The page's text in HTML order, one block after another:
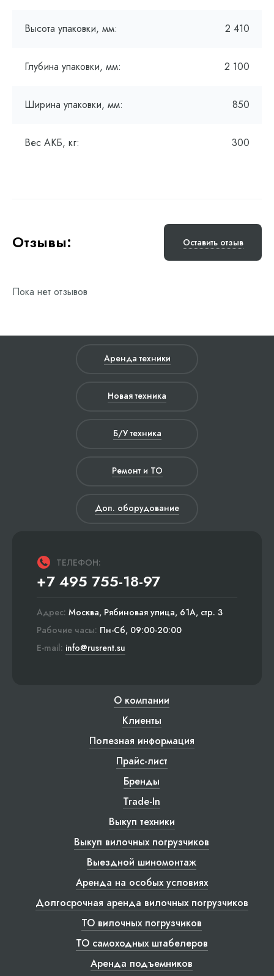
Высота упаковки, мм: 2 410
Глубина упаковки, мм: 2 100
Ширина упаковки, мм: 850
Вес АКБ, кг: 300
Отзывы: Оставить отзыв
Пока нет отзывов
Аренда техники
Новая техника
Б/У техника
Ремонт и ТО
Доп. оборудование
ТЕЛЕФОН:
+7 495 755-18-97
Адрес: Москва, Рябиновая улица, 61А, стр. 3
Рабочие часы: Пн-Сб, 09:00-20:00
E-mail: info@rusrent.su
О компании
Клиенты
Полезная информация
Прайс-лист
Бренды
Trade-In
Выкуп техники
Выкуп вилочных погрузчиков
Выездной шиномонтаж
Аренда на особых условиях
Долгосрочная аренда вилочных погрузчиков
ТО вилочных погрузчиков
ТО самоходных штабелеров
Аренда подъемников